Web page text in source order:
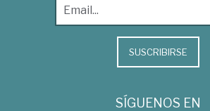
SUSCRIBIRSE
SÍGUENOS EN